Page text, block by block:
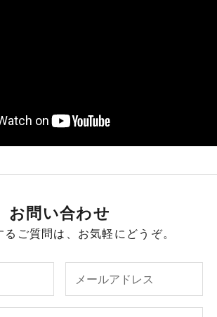
お問い合わせ
ご質問は、お気軽にどうぞ。